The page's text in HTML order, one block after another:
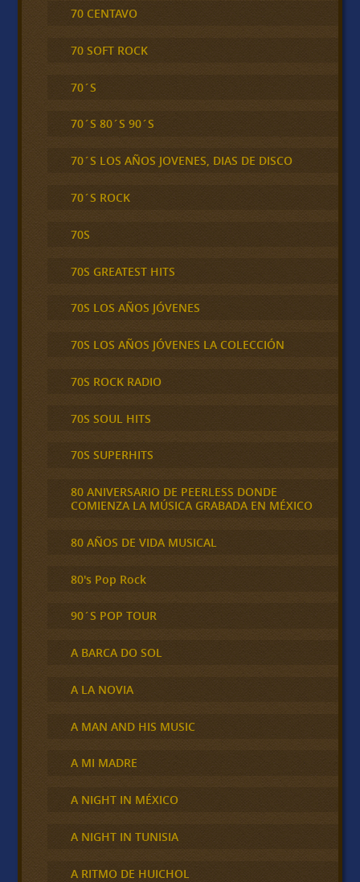
70 CENTAVO
70 SOFT ROCK
70´S
70´S 80´S 90´S
70´S LOS AÑOS JOVENES, DIAS DE DISCO
70´S ROCK
70S
70S GREATEST HITS
70S LOS AÑOS JÓVENES
70S LOS AÑOS JÓVENES LA COLECCIÓN
70S ROCK RADIO
70S SOUL HITS
70S SUPERHITS
80 ANIVERSARIO DE PEERLESS DONDE
COMIENZA LA MÚSICA GRABADA EN MÉXICO
80 AÑOS DE VIDA MUSICAL
80's Pop Rock
90´S POP TOUR
A BARCA DO SOL
A LA NOVIA
A MAN AND HIS MUSIC
A MI MADRE
A NIGHT IN MÉXICO
A NIGHT IN TUNISIA
A RITMO DE HUICHOL